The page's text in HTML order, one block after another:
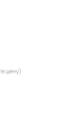
цену)